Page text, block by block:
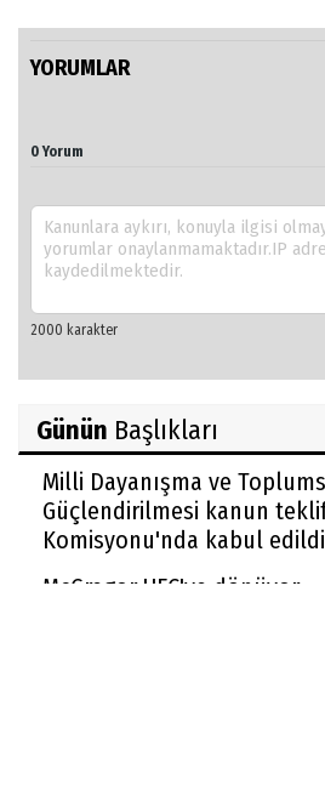
YORUMLAR
0 Yorum
Günün Başlıkları
Milli Dayanışma ve
Güçlendirilmesi kanun
Komisyonu'nda kabul edildi
McGregor UFC'ye dönüyor